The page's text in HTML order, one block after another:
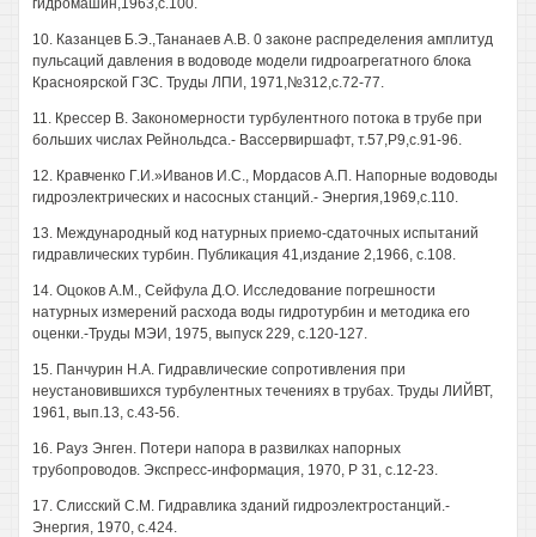
гидромашин,1963,с.100.
10. Казанцев Б.Э.,Тананаев A.B. 0 законе распределения амплитуд
пульсаций давления в водоводе модели гидроагрегатного блока
Красноярской ГЗС. Труды ЛПИ, 1971,№312,с.72-77.
11. Крессер В. Закономерности турбулентного потока в трубе при
больших числах Рейнольдса.- Вассервиршафт, т.57,Р9,с.91-96.
12. Кравченко Г.И.»Иванов И.С., Мордасов А.П. Напорные водоводы
гидроэлектрических и насосных станций.- Энергия,1969,с.110.
13. Международный код натурных приемо-сдаточных испытаний
гидравлических турбин. Публикация 41,издание 2,1966, с.108.
14. Оцоков А.М., Сейфула Д.О. Исследование погрешности
натурных измерений расхода воды гидротурбин и методика его
оценки.-Труды МЭИ, 1975, выпуск 229, с.120-127.
15. Панчурин H.A. Гидравлические сопротивления при
неустановившихся турбулентных течениях в трубах. Труды ЛИЙВТ,
1961, вып.13, с.43-56.
16. Рауз Энген. Потери напора в развилках напорных
трубопроводов. Экспресс-информация, 1970, Р 31, с.12-23.
17. Слисский С.М. Гидравлика зданий гидроэлектростанций.-
Энергия, 1970, с.424.